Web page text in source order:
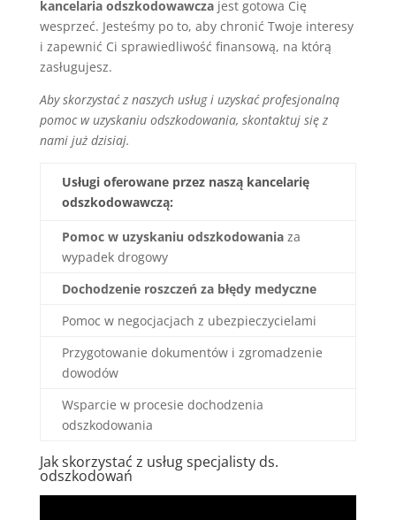
kancelaria odszkodowawczajest gotowa Cię
wesprzeć. Jesteśmy po to, aby chronić Twoje interesy
i zapewnić Ci sprawiedliwość finansową, na którą
zasługujesz.
Aby skorzystać z naszych usług i uzyskać profesjonalną
pomoc w uzyskaniu odszkodowania, skontaktuj się z
nami już dzisiaj.
Usługi oferowane przez naszą kancelarię
odszkodowawczą:
Pomoc w uzyskaniu odszkodowaniaza
wypadek drogowy
Dochodzenie roszczeń za błędy medyczne
Pomoc w negocjacjach z ubezpieczycielami
Przygotowanie dokumentów i zgromadzenie
dowodów
Wsparcie w procesie dochodzenia
odszkodowania
Jak skorzystać z usług specjalisty ds.
odszkodowań